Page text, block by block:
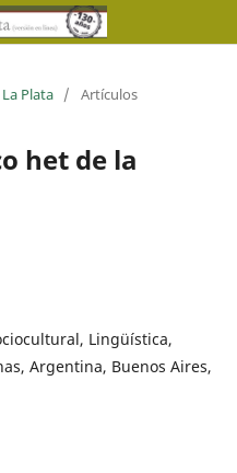
Plata / Artículos
het de la
Lingüística,
Argentina, Buenos Aires,